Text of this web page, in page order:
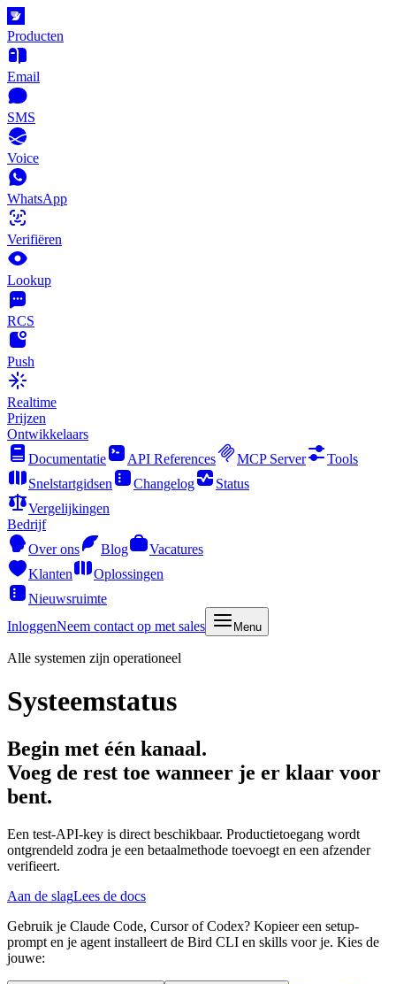
Producten
Email
SMS
Voice
WhatsApp
Verifiëren
Lookup
RCS
Push
Realtime
Prijzen
Ontwikkelaars
Documentatie
API References MCP Server
Tools
Snelstartgidsen
Changelog
Status
Vergelijkingen
Bedrijf
Over ons
Blog
Vacatures
Klanten
Oplossingen
Nieuwsruimte
InloggenNeem contact op met sales Menu
Alle systemen zijn operationeel
Systeemstatus
Begin met één kanaal.
Voeg de rest toe wanneer je er klaar voor
bent.
Een test-API-key is direct beschikbaar. Productietoegang wordt
ontgrendeld zodra je een betaalmethode toevoegt en een afzender
verifieert.
Aan de slagLees de docs
Gebruik je Claude Code, Cursor of Codex? Kopieer een setup-
prompt en je agent installeert de Bird CLI en skills voor je. Kies de
jouwe: